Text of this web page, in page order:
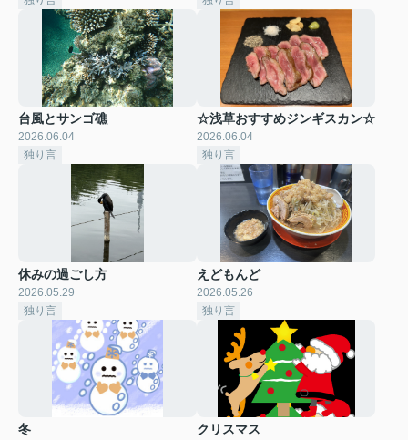
台風とサンゴ礁
2026.06.04
独り言
☆浅草おすすめジンギスカン☆
2026.06.04
独り言
休みの過ごし方
2026.05.29
独り言
えどもんど
2026.05.26
独り言
冬 クリスマス